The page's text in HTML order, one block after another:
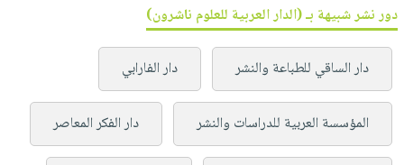
دور نشر شبيهة بـ (الدار العربية للعلوم ناشرون)
دار الساقي للطباعة والنشر دار الفارابي
المؤسسة العربية للدراسات والنشر دار الفكر المعاصر